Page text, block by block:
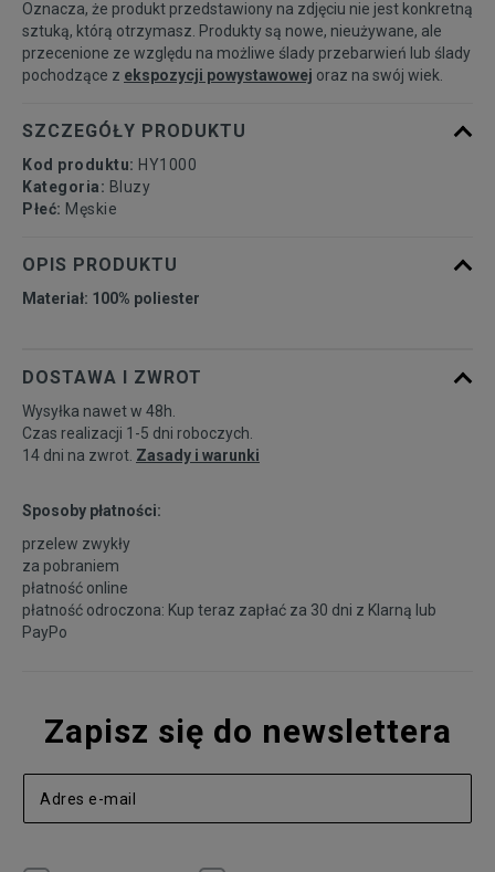
XL
Powiadom o
dostępności
Oznacza, że produkt przedstawiony na zdjęciu nie jest konkretną
sztuką, którą otrzymasz. Produkty są nowe, nieużywane, ale
przecenione ze względu na możliwe ślady przebarwień lub ślady
pochodzące z ekspozycji powystawowej oraz na swój wiek.
SZCZEGÓŁY PRODUKTU
Kod produktu: HY1000
Kategoria: Bluzy
Płeć: Męskie
OPIS PRODUKTU
Materiał: 100% poliester
DOSTAWA I ZWROT
Wysyłka nawet w 48h.
Czas realizacji 1-5 dni roboczych.
14 dni na zwrot. Zasady i warunki
Sposoby płatności:
przelew zwykły
za pobraniem
płatność online
płatność odroczona: Kup teraz zapłać za 30 dni z Klarną lub
PayPo
Zapisz się do newslettera